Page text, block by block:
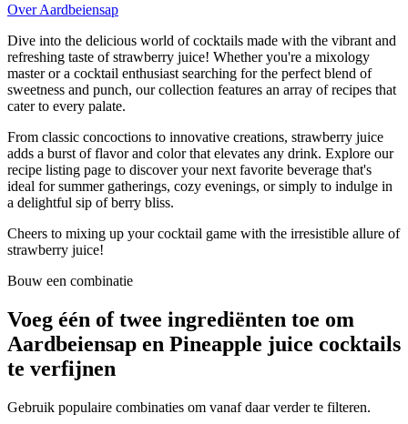
Over Aardbeiensap
Dive into the delicious world of cocktails made with the vibrant and
refreshing taste of strawberry juice! Whether you're a mixology
master or a cocktail enthusiast searching for the perfect blend of
sweetness and punch, our collection features an array of recipes that
cater to every palate.
From classic concoctions to innovative creations, strawberry juice
adds a burst of flavor and color that elevates any drink. Explore our
recipe listing page to discover your next favorite beverage that's
ideal for summer gatherings, cozy evenings, or simply to indulge in
a delightful sip of berry bliss.
Cheers to mixing up your cocktail game with the irresistible allure of
strawberry juice!
Bouw een combinatie
Voeg één of twee ingrediënten toe om
Aardbeiensap en Pineapple juice cocktails
te verfijnen
Gebruik populaire combinaties om vanaf daar verder te filteren.